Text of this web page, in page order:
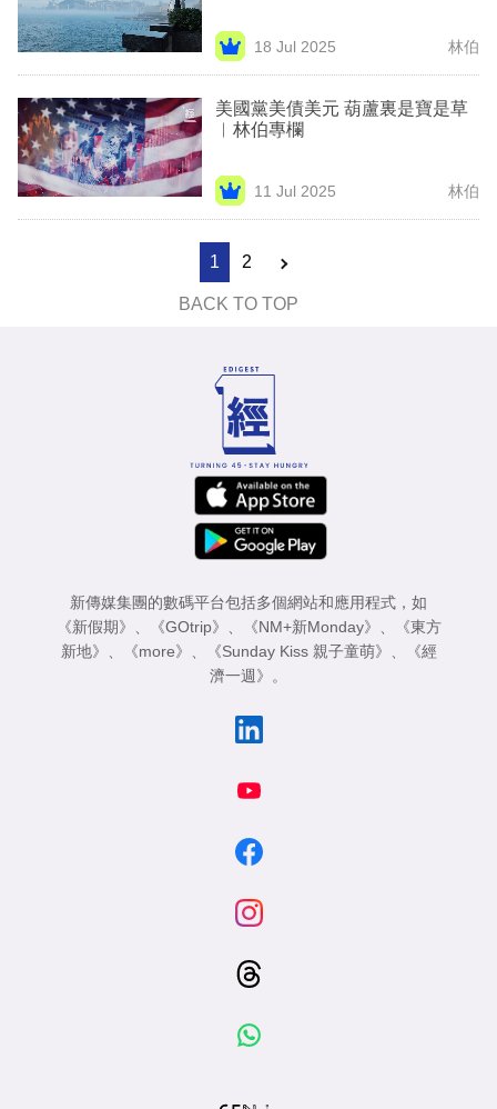
18 Jul 2025 林伯
美國黨美債美元 葫蘆裏是寶是草
︳林伯專欄
11 Jul 2025 林伯
1 2
BACK TO TOP
新傳媒集團的數碼平台包括多個網站和應用程式，如
《新假期》 、 《GOtrip》 、 《NM+新Monday》 、
《東方
新地》 、 《more》 、 《Sunday Kiss 親子童萌》 、
《經
濟一週》 。